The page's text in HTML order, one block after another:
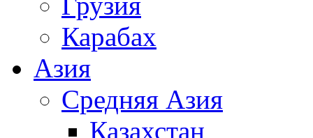
Карабах
Азия
Средняя Азия
Казахстан